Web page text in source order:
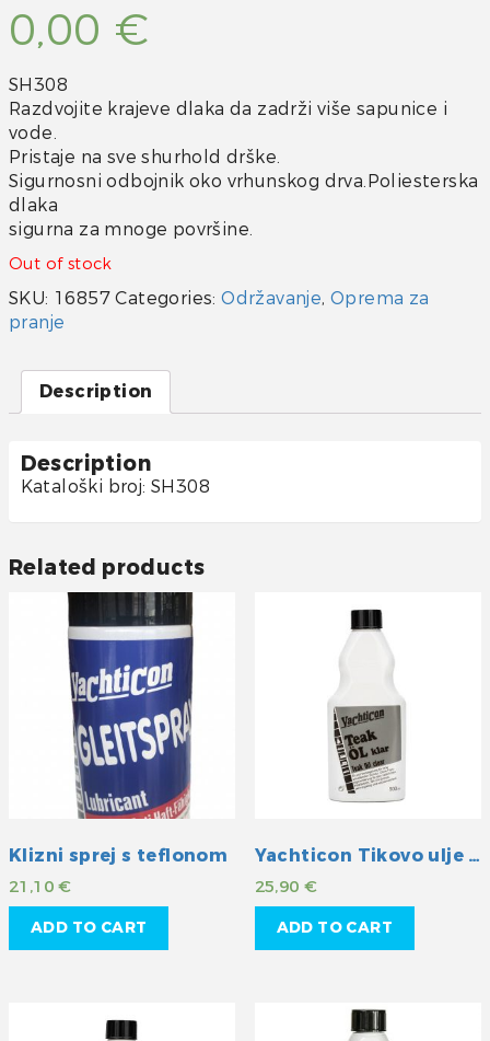
0,00 €
SH308
Razdvojite krajeve dlaka da zadrži više sapunice i
vode.
Pristaje na sve shurhold drške.
Sigurnosni odbojnik oko vrhunskog drva.Poliesterska
dlaka
sigurna za mnoge površine.
Out of stock
SKU: 16857 Categories:Održavanje,Oprema za
pranje
Description
Description
Kataloški broj: SH308
Related products
Klizni sprej s teflonom
21,10€
ADD TO CART
Yachticon Tikovo ulje -klar
25,90€
ADD TO CART